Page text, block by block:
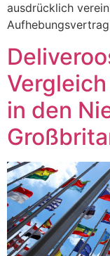
ausdrücklich
in den